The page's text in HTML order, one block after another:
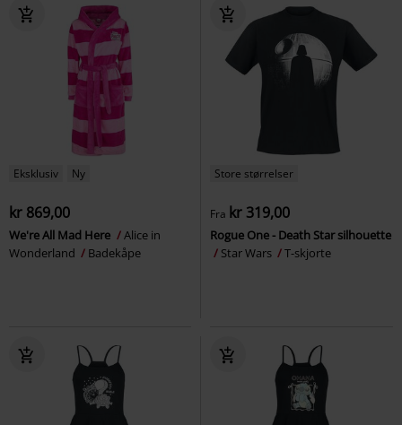
Eksklusiv Ny
kr 869,00
We're All Mad Here
Alice in
Wonderland
Badekåpe
Store størrelser
Fra kr 319,00
Rogue One - Death Star silhouette
Star Wars
T-skjorte